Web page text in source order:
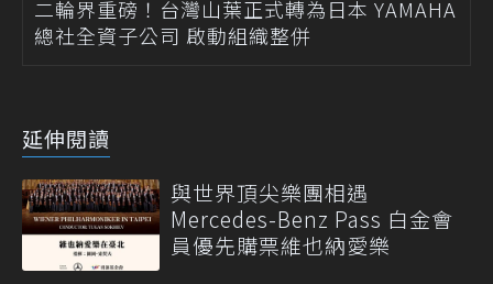
二輪界重磅！台灣山葉正式轉為日本 YAMAHA
總社全資子公司 啟動組織整併
延伸閱讀
與世界頂尖樂團相遇
Mercedes-Benz Pass 白金會
員優先購票維也納愛樂